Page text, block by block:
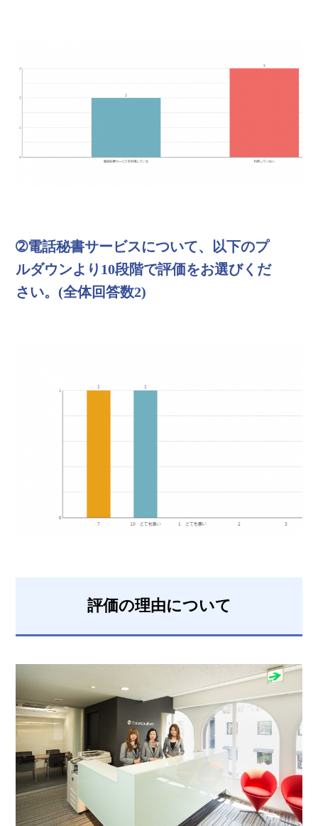
➁電話秘書サービスについて、以下のプ
ルダウンより10段階で評価をお選びくだ
さい。(全体回答数2)
評価の理由について